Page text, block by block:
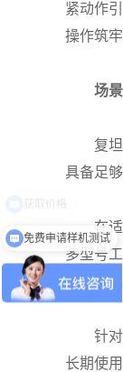
紧动作
操作筑
场
复坦希
具备足
在适配
多型号
备内部
针对不
长期使
免费申请样机测试